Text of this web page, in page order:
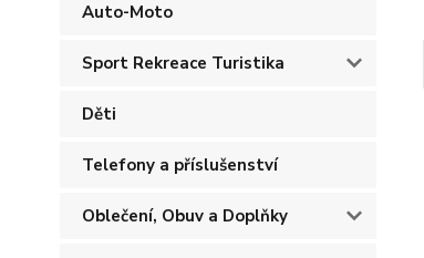
Auto-Moto
Sport Rekreace Turistika
Děti
Telefony a příslušenství
Oblečení, Obuv a Doplňky